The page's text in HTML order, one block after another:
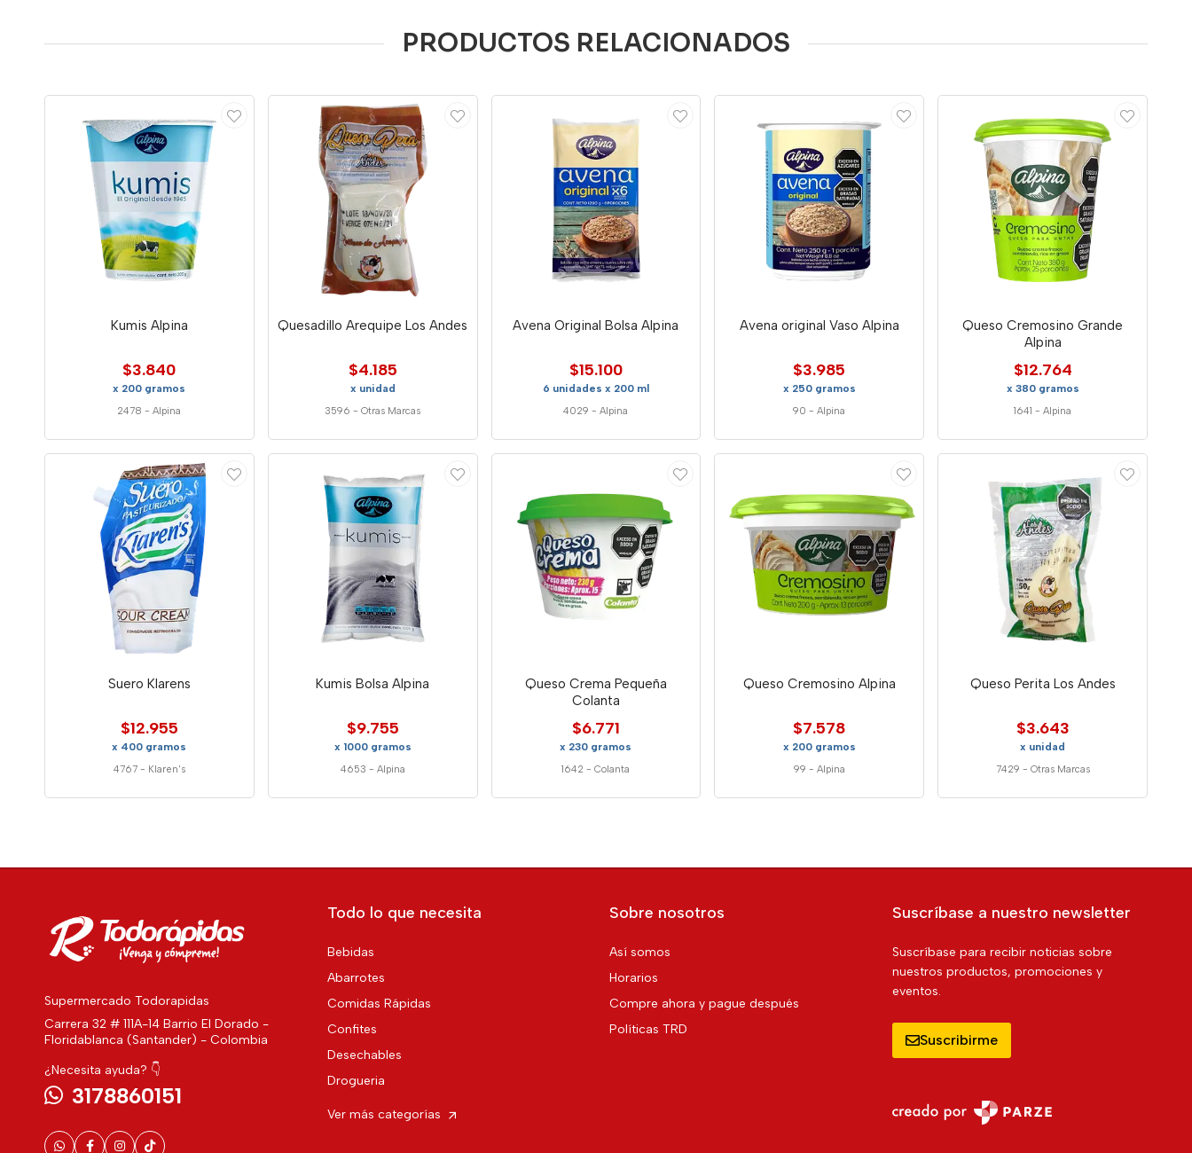
PRODUCTOS RELACIONADOS
Kumis Alpina
$3.840
x 200 gramos
2478 -Alpina
Quesadillo Arequipe Los Andes
$4.185
x unidad
3596 -Otras Marcas
Avena Original Bolsa Alpina
$15.100
6 unidades x 200 ml
4029 -Alpina
Avena original Vaso Alpina
$3.985
x 250 gramos
90 -Alpina
Queso Cremosino Grande
Alpina
$12.764
x 380 gramos
1641 -Alpina
Suero Klarens
$12.955
x 400 gramos
4767 - Klaren's
Kumis Bolsa Alpina
$9.755
x 1000 gramos
4653 - Alpina
Queso Crema Pequeña
Colanta
$6.771
x 230 gramos
1642 -Colanta
Queso Cremosino Alpina
$7.578
x 200 gramos
99 - Alpina
Queso Perita Los Andes
$3.643
x unidad
7429 - Otras Marcas
Supermercado Todorapidas
Carrera 32 # 111A-14 Barrio El Dorado -
Floridablanca (Santander) - Colombia
¿Necesita ayuda? 👇
3178860151
Todo lo que necesita
Bebidas
Abarrotes
Comidas Rápidas
Confites
Desechables
Drogueria
Ver más categorías
Sobre nosotros
Así somos
Horarios
Compre ahora y pague después
Políticas TRD
Suscríbase a nuestro newsletter
Suscríbase para recibir noticias sobre
nuestros productos, promociones y
eventos.
Suscribirme